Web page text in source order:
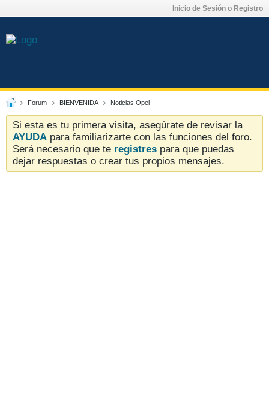
Inicio de Sesión o Registro
Forum BIENVENIDA Noticias Opel
Si esta es tu primera visita, asegúrate de revisar la
AYUDA para familiarizarte con las funciones del foro.
Será necesario que te registres para que puedas
dejar respuestas o crear tus propios mensajes.